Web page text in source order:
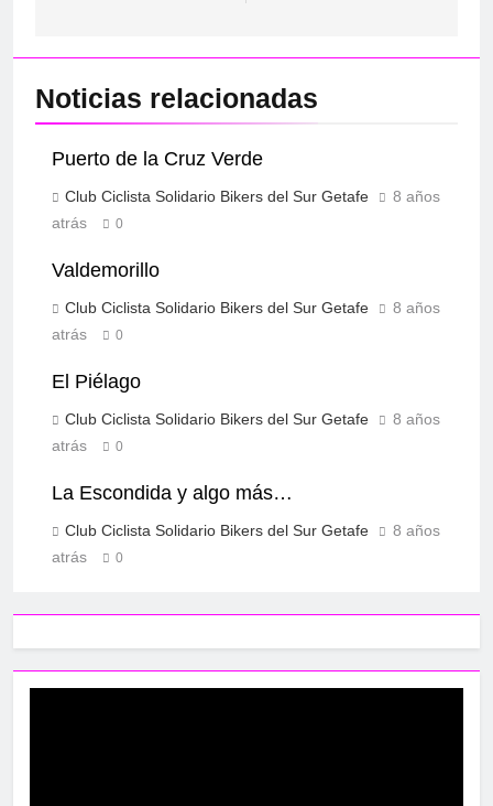
Noticias relacionadas
Puerto de la Cruz Verde
Club Ciclista Solidario Bikers del Sur Getafe
8 años
atrás
0
Valdemorillo
Club Ciclista Solidario Bikers del Sur Getafe
8 años
atrás
0
El Piélago
Club Ciclista Solidario Bikers del Sur Getafe
8 años
atrás
0
La Escondida y algo más…
Club Ciclista Solidario Bikers del Sur Getafe
8 años
atrás
0